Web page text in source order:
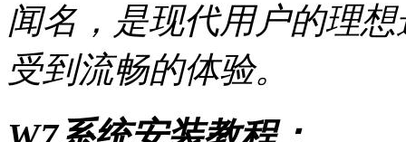
闻名，是现代用户的理
受到流畅的体验。